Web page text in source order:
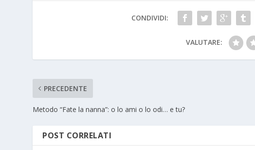
CONDIVIDI:
VALUTARE:
PRECEDENTE
Metodo “Fate la nanna”: o lo ami o lo odi… e tu?
POST CORRELATI